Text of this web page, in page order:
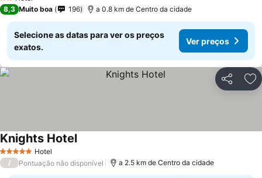
2 Estrelas
8,3 Muito boa 196 a 0.8 km de Centro da cidade
Selecione as datas para ver os preços
exatos.
Ver preços
Partilhar
5 Estrelas Hotel
Knights Hotel
/ Pontuação não disponível a 2.5 km de Centro da cidade